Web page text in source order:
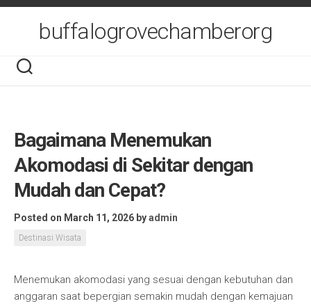
Skip
buffalogrovechamberorg
Bagaimana Menemukan
Akomodasi di Sekitar dengan
Mudah dan Cepat?
Posted on March 11, 2026 byadmin
Destinasi Wisata
Menemukan akomodasi yang sesuai dengan kebutuhan dan
anggaran saat bepergian semakin mudah dengan kemajuan